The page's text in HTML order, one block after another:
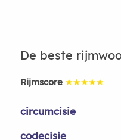
De beste
Rijmscore ★★★★★
circumcisie
codecisie